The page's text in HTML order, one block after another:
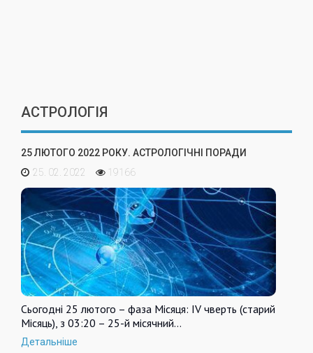
АСТРОЛОГІЯ
25 ЛЮТОГО 2022 РОКУ. АСТРОЛОГІЧНІ ПОРАДИ
25. 02. 2022
19166
Сьогодні 25 лютого – фаза Місяця: IV чверть (старий
Місяць), з 03:20 – 25-й місячний…
Детальніше